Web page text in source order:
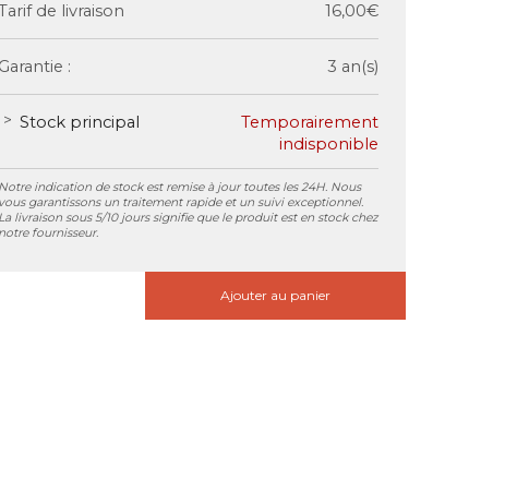
de livraison
16,00€
Garantie : 3 an(s)
Stock principal
Temporairement
indisponible
Notre indication de stock est remise à jour toutes les 24H. Nous
vous garantissons un traitement rapide et un suivi exceptionnel.
La livraison sous 5/10 jours signifie que le produit est en stock chez
notre fournisseur.
Ajouter au panier